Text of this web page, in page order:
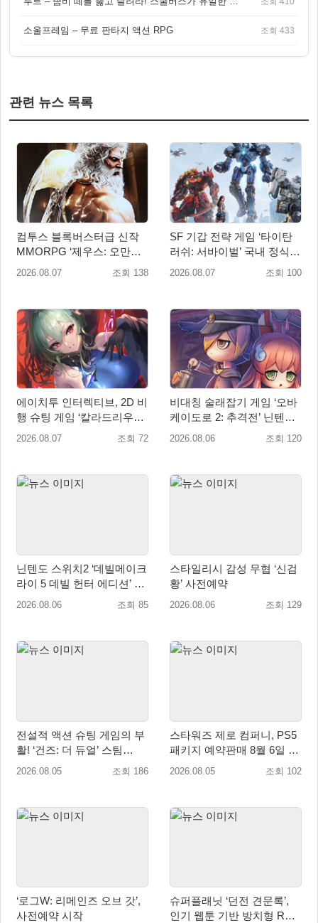
소울프레임 – 무료 판타지 액션 RPG 조회 433
관련 뉴스 목록
컴투스 블록버스터급 신작
MMORPG ‘제우스: 오만의
신’, 8월 26일 출시!
2026.08.07 조회 138
SF 기갑 전략 게임 ‘타이탄
러쉬: 서바이벌’ 국내 정식
출시
2026.08.07 조회 100
에이치투 인터렉티브, 2D 비
행 슈팅 게임 ‘칼라드리우스
2/다크 엘레멘트’ 올 겨울 전
2026.08.07 조회 72
비대칭 술래잡기 게임 ‘오바
케이도로 2: 추격전’ 닌텐도
eShop 출시
2026.08.06 조회 120
닌텐도 스위치2 ‘데빌메이크
라이 5 데빌 헌터 에디션’ 패
키지 제품 8월 7일 예약판매
2026.08.06 조회 85
스타일리시 감성 무협 ‘신검
황’ 사전예약
2026.08.06 조회 129
전설적 액션 슈팅 게임의 부
활! ‘건즈: 더 듀얼’ 스팀
(Steam) 8월 14일 정식 오픈
2026.08.05 조회 186
스타워즈 제로 컴퍼니, PS5
패키지 예약판매 8월 6일 시
작... 8월 27일 국내 정식 발
2026.08.05 조회 102
‘로그W: 리메인즈 오브 갓’,
사전예약 시작
슈퍼플래닛 ‘던전 견문록’,
인기 웹툰 기반 방치형 RPG